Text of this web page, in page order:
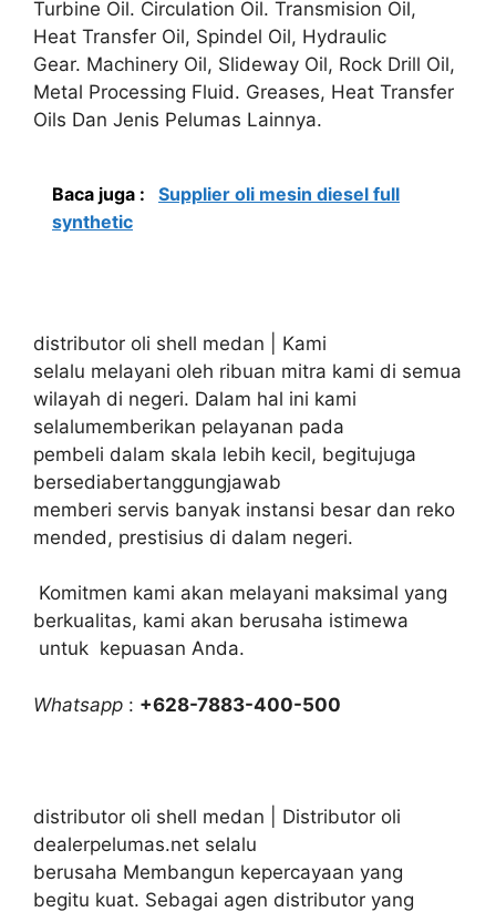
Turbine Oil. Circulation Oil. Transmision Oil,
Heat Transfer Oil, Spindel Oil, Hydraulic
Gear. Machinery Oil, Slideway Oil, Rock Drill Oil,
Metal Processing Fluid. Greases, Heat Transfer
Oils Dan Jenis Pelumas Lainnya.
Baca juga :
Supplier oli mesin diesel full
synthetic
distributor oli shell medan | Kami
selalu melayani oleh ribuan mitra kami di semua
wilayah di negeri. Dalam hal ini kami
selalumemberikan pelayanan pada
pembeli dalam skala lebih kecil, begitujuga
bersediabertanggungjawab
memberi servis banyak instansi besar dan reko
mended, prestisius di dalam negeri.
Komitmen kami akan melayani maksimal yang
berkualitas, kami akan berusaha istimewa
untuk kepuasan Anda.
Whatsapp : +628-7883-400-500
distributor oli shell medan | Distributor oli
dealerpelumas.net selalu
berusaha Membangun kepercayaan yang
begitu kuat. Sebagai agen distributor yang